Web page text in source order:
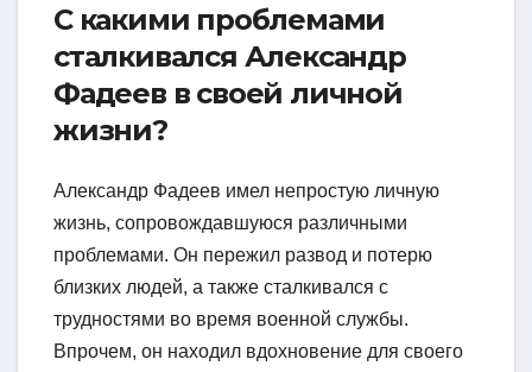
С какими проблемами
сталкивался Александр
Фадеев в своей личной
жизни?
Александр Фадеев имел непростую личную
жизнь, сопровождавшуюся различными
проблемами. Он пережил развод и потерю
близких людей, а также сталкивался с
трудностями во время военной службы.
Впрочем, он находил вдохновение для своего